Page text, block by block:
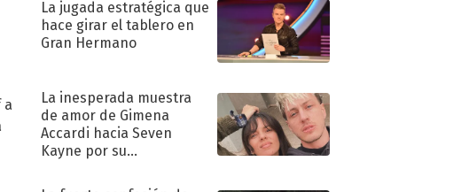
La jugada estratégica que
hace girar el tablero en
Gran Hermano
La inesperada muestra
de amor de Gimena
Accardi hacia Seven
Kayne por su